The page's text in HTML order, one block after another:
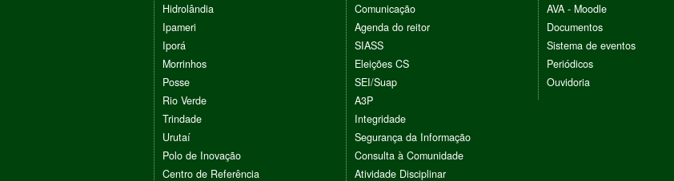
Hidrolândia
Ipameri
Iporá
Morrinhos
Posse
Rio Verde
Trindade
Urutaí
Polo de Inovação
Centro de Referência
Comunicação
Agenda do reitor
SIASS
Eleições CS
SEI/Suap
A3P
Integridade
Segurança da Informação
Consulta à Comunidade
Atividade Disciplinar
AVA - Moodle
Documentos
Sistema de eventos
Periódicos
Ouvidoria